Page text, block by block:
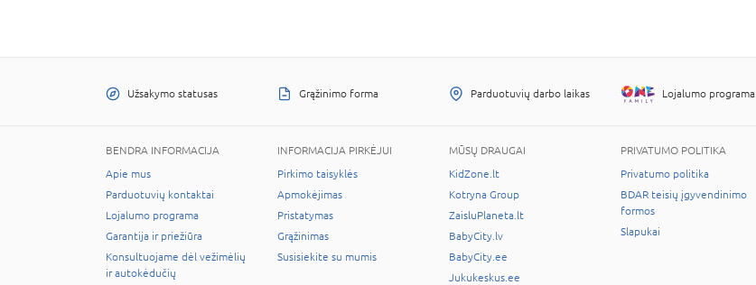
Užsakymo statusas Grąžinimo forma Parduotuvių darbo laikas Lojalumo programa
BENDRA INFORMACIJA
Apie mus
Parduotuvių kontaktai
Lojalumo programa
Garantija ir priežiūra
Konsultuojame dėl vežimėlių
ir autokėdučių
INFORMACIJA PIRKĖJUI
Pirkimo taisyklės
Apmokėjimas
Pristatymas
Grąžinimas
Susisiekite su mumis
MŪSŲ DRAUGAI
KidZone.lt
Kotryna Group
ZaisluPlaneta.lt
BabyCity.lv
BabyCity.ee
Jukukeskus.ee
PRIVATUMO POLITIKA
Privatumo politika
BDAR teisių įgyvendinimo
formos
Slapukai